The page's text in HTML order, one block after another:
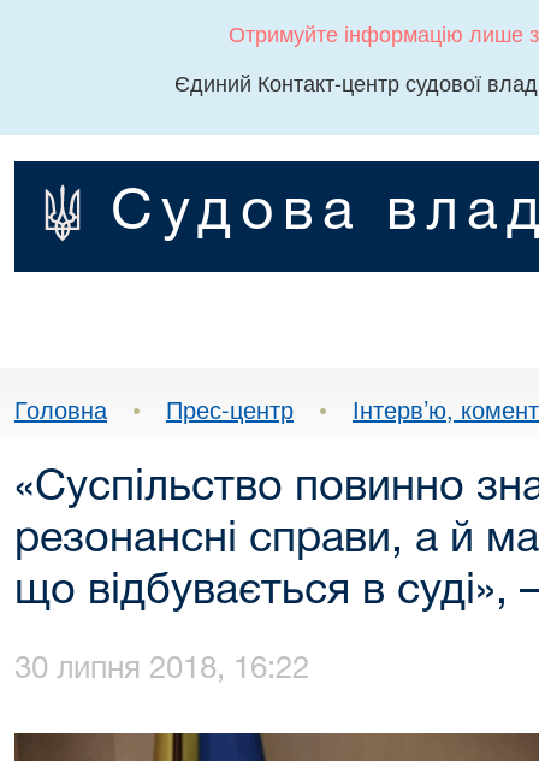
Отримуйте інформацію лише
Єдиний Контакт-центр судової
Судова
Головна • Прес-центр • Інтерв’ю,
«Суспільство повинно
резонансні справи, а й
що відбувається в
30 липня 2018, 16:22